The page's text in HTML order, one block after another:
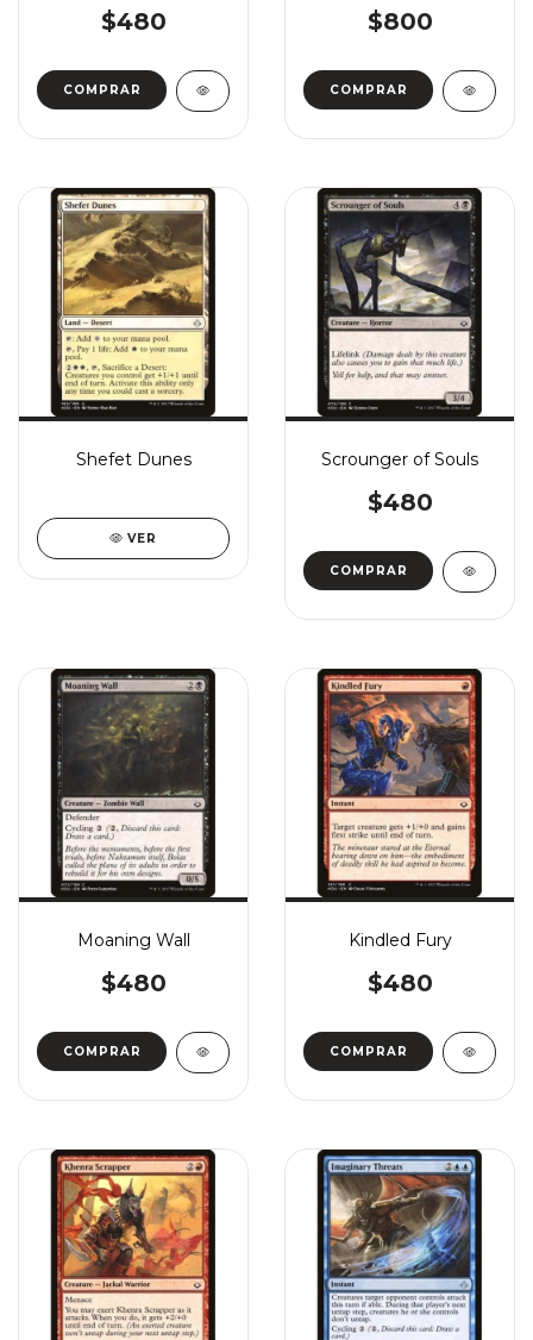
$480
COMPRAR
$800
COMPRAR
Shefet Dunes
VER
Scrounger of Souls
$480
COMPRAR
Moaning Wall
$480
COMPRAR
Kindled Fury
$480
COMPRAR